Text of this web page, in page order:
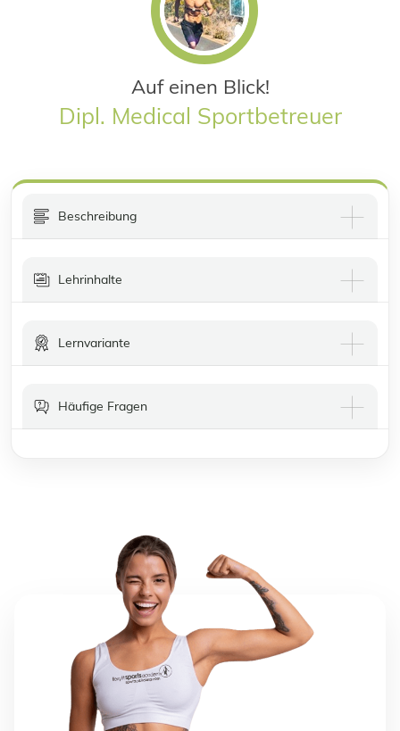
Auf einen Blick!
Dipl. Medical Sportbetreuer
Beschreibung
Lehrinhalte
Lernvariante
Häufige Fragen